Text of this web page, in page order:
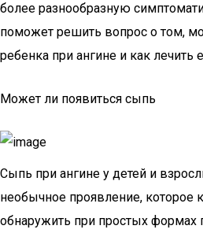
более разнообразную
поможет решить вопрос о том,
ребенка при ангине и как лечить
Может ли появиться сыпь
Сыпь при ангине у детей и
необычное проявление, которое
обнаружить при простых формах